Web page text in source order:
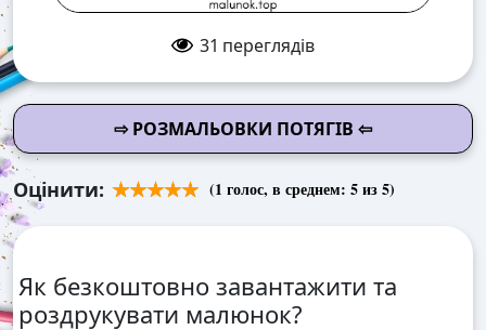
31 переглядів
⇨ РОЗМАЛЬОВКИ ПОТЯГІВ ⇦
Оцінити: (1 голос, в среднем: 5из 5)
Як безкоштовно завантажити та
роздрукувати малюнок?